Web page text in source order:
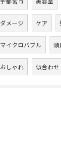
ダメージ ケア
マイクロバブル 頭
おしゃれ 似合わせ